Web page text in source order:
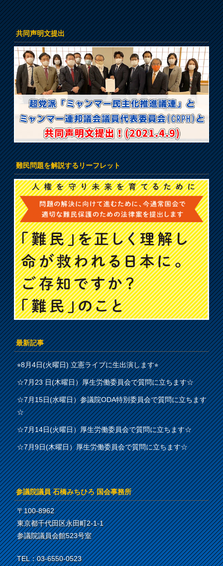
共同声明文提出
難民問題を解説するリーフレット
最新記事
⭐︎8月4日(火曜日) 立憲ライブに生出演します⭐︎
☆7月23 日(木曜日）厚生労働委員会で質問に立ちます☆
☆7月15日(水曜日）参議院ODA特別委員会で質問に立ちます
☆
☆7月14日(火曜日）厚生労働委員会で質問に立ちます☆
☆7月9日(木曜日）厚生労働委員会で質問に立ちます☆
参議院議員 石橋みちひろ 国会事務所
〒100-8962
東京都千代田区永田町2-1-1
参議院議員会館523号室
TEL：03-6550-0523